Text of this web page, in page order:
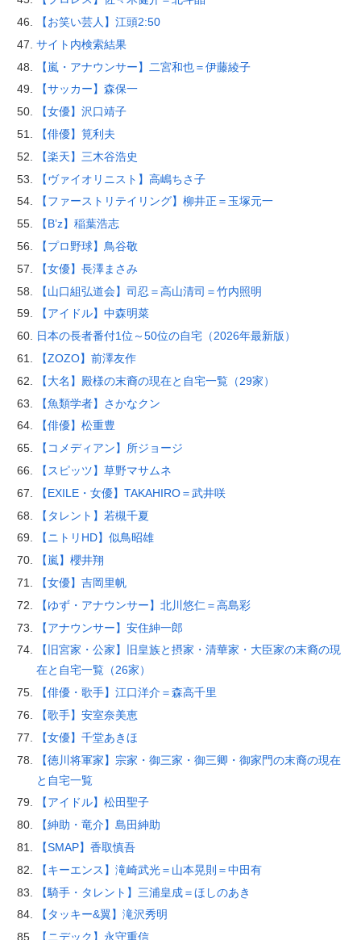
【お笑い芸人】江頭2:50
サイト内検索結果
【嵐・アナウンサー】二宮和也＝伊藤綾子
【サッカー】森保一
【女優】沢口靖子
【俳優】筧利夫
【楽天】三木谷浩史
【ヴァイオリニスト】高嶋ちさ子
【ファーストリテイリング】柳井正＝玉塚元一
【B’z】稲葉浩志
【プロ野球】鳥谷敬
【女優】長澤まさみ
【山口組弘道会】司忍＝高山清司＝竹内照明
【アイドル】中森明菜
日本の長者番付1位～50位の自宅（2026年最新版）
【ZOZO】前澤友作
【大名】殿様の末裔の現在と自宅一覧（29家）
【魚類学者】さかなクン
【俳優】松重豊
【コメディアン】所ジョージ
【スピッツ】草野マサムネ
【EXILE・女優】TAKAHIRO＝武井咲
【タレント】若槻千夏
【ニトリHD】似鳥昭雄
【嵐】櫻井翔
【女優】吉岡里帆
【ゆず・アナウンサー】北川悠仁＝高島彩
【アナウンサー】安住紳一郎
【旧宮家・公家】旧皇族と摂家・清華家・大臣家の末裔の現
在と自宅一覧（26家）
【俳優・歌手】江口洋介＝森高千里
【歌手】安室奈美恵
【女優】千堂あきほ
【徳川将軍家】宗家・御三家・御三卿・御家門の末裔の現在
と自宅一覧
【アイドル】松田聖子
【紳助・竜介】島田紳助
【SMAP】香取慎吾
【キーエンス】滝崎武光＝山本晃則＝中田有
【騎手・タレント】三浦皇成＝ほしのあき
【タッキー&翼】滝沢秀明
【ニデック】永守重信